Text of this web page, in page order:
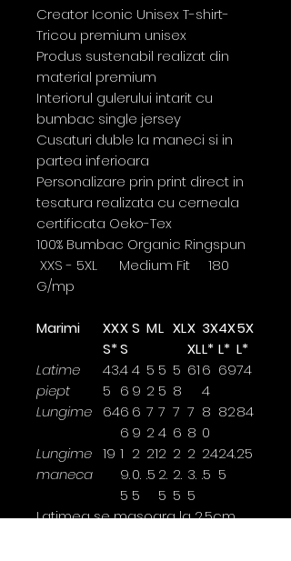
Creator Iconic Unisex T-shirt-
Tricou premium unisex
Produs sustenabil realizat din
material premium
Interiorul gulerului intarit cu
bumbac single jersey
Cusaturi duble la maneci si in
partea inferioara
Personalizare prin print direct in
tesatura realizata cu cerneala
certificata Oeko-Tex
100% Bumbac Organic Ringspun
XXS - 5XL Medium Fit 180
G/mp
Marimi
XX
S*
X
S
S ML XLX
XL
3X
L*
4X
L*
5X
L*
Latime
piept
43.
5
4
6
4
9
5
2
5
5
5
8
616
4
6974
Lungime 646
6
6
9
7
2
7
4
7
6
7
8
8
0
8284
Lungime
maneca
19 1
9.
5
2
0.
5
21
.5
2
2.
5
2
2.
5
2
3.
5
24
.5
24.
5
25
Latimea se masoara la 2,5cm